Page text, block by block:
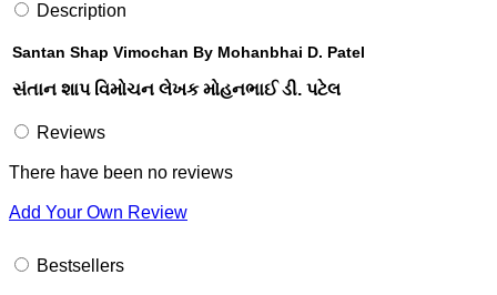
Description
Santan Shap Vimochan By Mohanbhai D. Patel
સંતાન શાપ વિમોચન લેખક મોહનભાઈ ડી. પટેલ
Reviews
There have been no reviews
Add Your Own Review
Bestsellers